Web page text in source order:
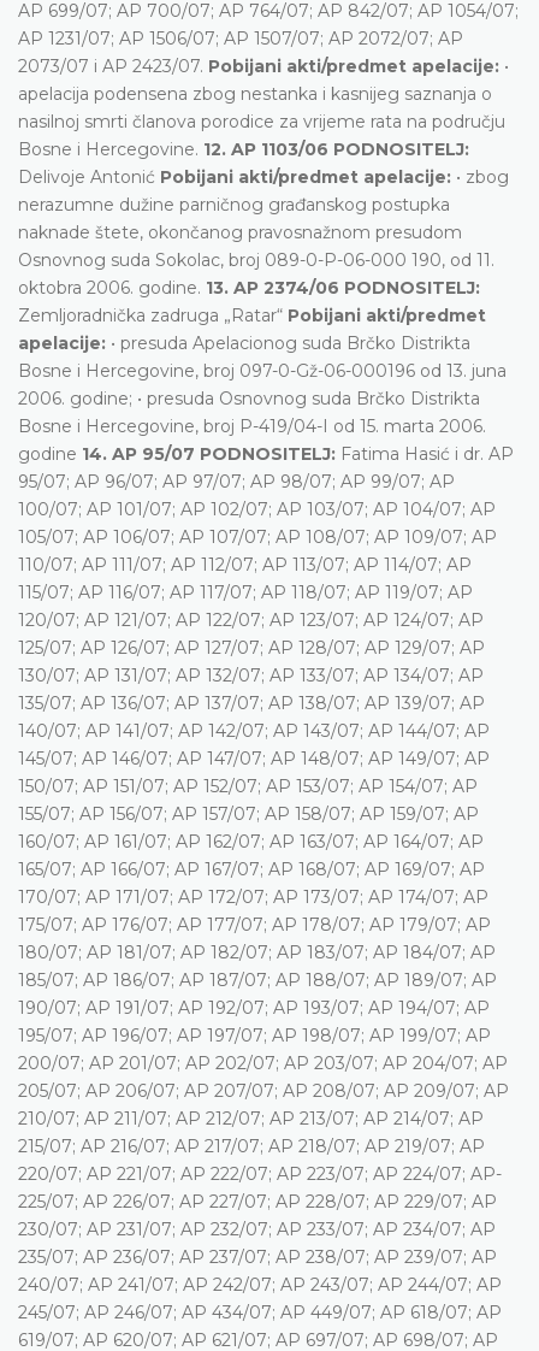
AP 699/07; AP 700/07; AP 764/07; AP 842/07; AP 1054/07;
AP 1231/07; AP 1506/07; AP 1507/07; AP 2072/07; AP
2073/07 i AP 2423/07. Pobijani akti/predmet apelacije: •
apelacija podensena zbog nestanka i kasnijeg saznanja o
nasilnoj smrti članova porodice za vrijeme rata na području
Bosne i Hercegovine. 12. AP 1103/06 PODNOSITELJ:
Delivoje Antonić Pobijani akti/predmet apelacije: • zbog
nerazumne dužine parničnog građanskog postupka
naknade štete, okončanog pravosnažnom presudom
Osnovnog suda Sokolac, broj 089-0-P-06-000 190, od 11.
oktobra 2006. godine. 13. AP 2374/06 PODNOSITELJ:
Zemljoradnička zadruga „Ratar“ Pobijani akti/predmet
apelacije: • presuda Apelacionog suda Brčko Distrikta
Bosne i Hercegovine, broj 097-0-Gž-06-000196 od 13. juna
2006. godine; • presuda Osnovnog suda Brčko Distrikta
Bosne i Hercegovine, broj P-419/04-I od 15. marta 2006.
godine 14. AP 95/07 PODNOSITELJ: Fatima Hasić i dr. AP
95/07; AP 96/07; AP 97/07; AP 98/07; AP 99/07; AP
100/07; AP 101/07; AP 102/07; AP 103/07; AP 104/07; AP
105/07; AP 106/07; AP 107/07; AP 108/07; AP 109/07; AP
110/07; AP 111/07; AP 112/07; AP 113/07; AP 114/07; AP
115/07; AP 116/07; AP 117/07; AP 118/07; AP 119/07; AP
120/07; AP 121/07; AP 122/07; AP 123/07; AP 124/07; AP
125/07; AP 126/07; AP 127/07; AP 128/07; AP 129/07; AP
130/07; AP 131/07; AP 132/07; AP 133/07; AP 134/07; AP
135/07; AP 136/07; AP 137/07; AP 138/07; AP 139/07; AP
140/07; AP 141/07; AP 142/07; AP 143/07; AP 144/07; AP
145/07; AP 146/07; AP 147/07; AP 148/07; AP 149/07; AP
150/07; AP 151/07; AP 152/07; AP 153/07; AP 154/07; AP
155/07; AP 156/07; AP 157/07; AP 158/07; AP 159/07; AP
160/07; AP 161/07; AP 162/07; AP 163/07; AP 164/07; AP
165/07; AP 166/07; AP 167/07; AP 168/07; AP 169/07; AP
170/07; AP 171/07; AP 172/07; AP 173/07; AP 174/07; AP
175/07; AP 176/07; AP 177/07; AP 178/07; AP 179/07; AP
180/07; AP 181/07; AP 182/07; AP 183/07; AP 184/07; AP
185/07; AP 186/07; AP 187/07; AP 188/07; AP 189/07; AP
190/07; AP 191/07; AP 192/07; AP 193/07; AP 194/07; AP
195/07; AP 196/07; AP 197/07; AP 198/07; AP 199/07; AP
200/07; AP 201/07; AP 202/07; AP 203/07; AP 204/07; AP
205/07; AP 206/07; AP 207/07; AP 208/07; AP 209/07; AP
210/07; AP 211/07; AP 212/07; AP 213/07; AP 214/07; AP
215/07; AP 216/07; AP 217/07; AP 218/07; AP 219/07; AP
220/07; AP 221/07; AP 222/07; AP 223/07; AP 224/07; AP-
225/07; AP 226/07; AP 227/07; AP 228/07; AP 229/07; AP
230/07; AP 231/07; AP 232/07; AP 233/07; AP 234/07; AP
235/07; AP 236/07; AP 237/07; AP 238/07; AP 239/07; AP
240/07; AP 241/07; AP 242/07; AP 243/07; AP 244/07; AP
245/07; AP 246/07; AP 434/07; AP 449/07; AP 618/07; AP
619/07; AP 620/07; AP 621/07; AP 697/07; AP 698/07; AP